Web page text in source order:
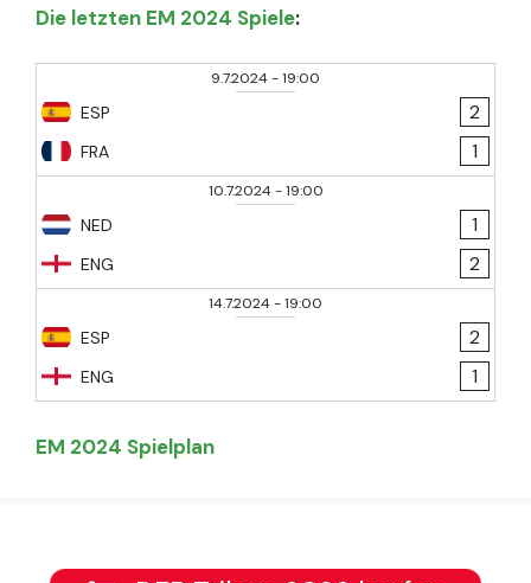
Die letzten EM 2024 Spiele:
9.7.2024-19:00
ESP
FRA
2
1
10.7.2024-19:00
NED
ENG
1
2
14.7.2024-19:00
ESP
ENG
2
1
EM 2024 Spielplan